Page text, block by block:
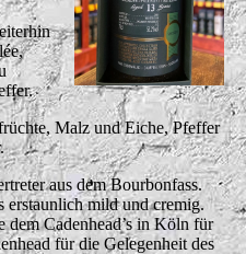
Malz und Eiche, Pfeffer
aus dem Bourbonfass.
erstaunlich mild und cremig.
Cadenhead’s in Köln für
für die Gelegenheit des